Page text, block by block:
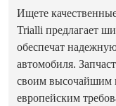
Ищете
Trialli предлагает
обеспечат
автомобиля.
своим высочайшим
европейским